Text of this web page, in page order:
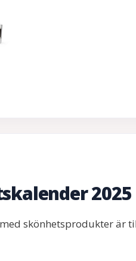
2025
skönhetsprodukter är